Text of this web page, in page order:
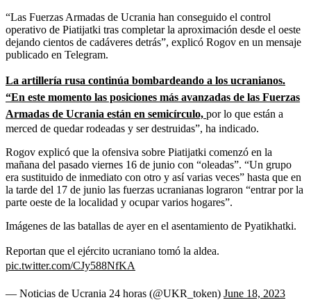
“Las Fuerzas Armadas de Ucrania han conseguido el control
operativo de Piatijatki tras completar la aproximación desde el oeste
dejando cientos de cadáveres detrás”, explicó Rogov en un mensaje
publicado en Telegram.
La artillería rusa continúa bombardeando a los ucranianos.
“En este momento las posiciones más avanzadas de las Fuerzas
Armadas de Ucrania están en semicírculo, por lo que están a
merced de quedar rodeadas y ser destruidas”, ha indicado.
Rogov explicó que la ofensiva sobre Piatijatki comenzó en la
mañana del pasado viernes 16 de junio con “oleadas”. “Un grupo
era sustituido de inmediato con otro y así varias veces” hasta que en
la tarde del 17 de junio las fuerzas ucranianas lograron “entrar por la
parte oeste de la localidad y ocupar varios hogares”.
Imágenes de las batallas de ayer en el asentamiento de Pyatikhatki.
Reportan que el ejército ucraniano tomó la aldea.
pic.twitter.com/CJy588NfKA
— Noticias de Ucrania 24 horas (@UKR_token) June 18, 2023